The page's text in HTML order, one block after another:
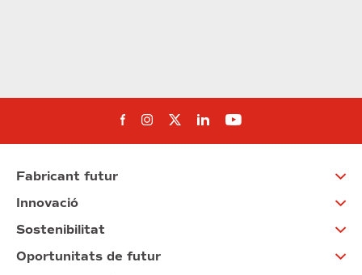
Segueix-nos al Facebook
Segueix-nos a Instagram
Segueix-nos a Twitter
Segueix-nos a
Segueix-nos a
Fabricant futur
Innovació
Sostenibilitat
Oportunitats de futur